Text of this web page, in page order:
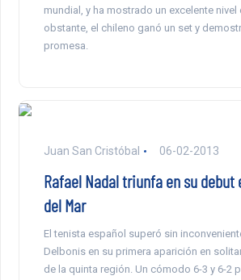
mundial, y ha mostrado un excelente nivel
obstante, el chileno ganó un set y
promesa.
Juan San Cristóbal 06-02-2013
Rafael Nadal triunfa en su debut
del Mar
El tenista español superó sin
Delbonis en su primera aparición en
de la quinta región. Un cómodo 6-3 y 6-2